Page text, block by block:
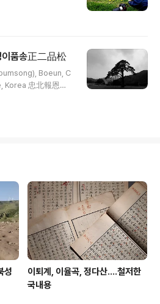
품송正二品松
Boeun, C
忠北報恩郡
Pine Minister Ra
this tree. In t
when the kin..
성
이퇴계, 이율곡, 정다산....철저한
국내용